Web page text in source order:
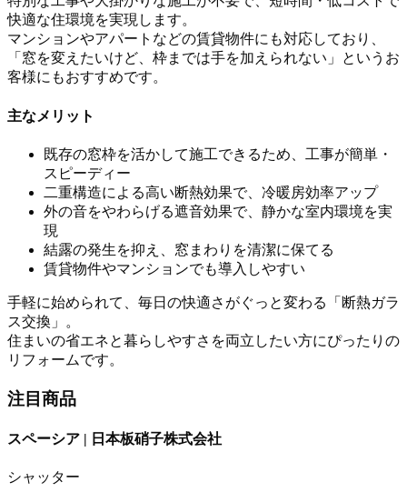
快適な住環境を実現します。
マンションやアパートなどの賃貸物件にも対応しており、
「窓を変えたいけど、枠までは手を加えられない」というお
客様にもおすすめです。
主なメリット
既存の窓枠を活かして施工できるため、工事が簡単・
スピーディー
二重構造による高い断熱効果で、冷暖房効率アップ
外の音をやわらげる遮音効果で、静かな室内環境を実
現
結露の発生を抑え、窓まわりを清潔に保てる
賃貸物件やマンションでも導入しやすい
手軽に始められて、毎日の快適さがぐっと変わる「断熱ガラ
ス交換」。
住まいの省エネと暮らしやすさを両立したい方にぴったりの
リフォームです。
注目商品
スペーシア | 日本板硝子株式会社
シャッター